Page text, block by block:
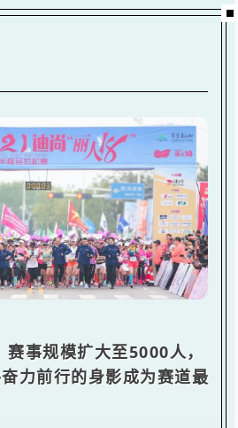
事规模扩大至5000人，
力前行的身影成为赛道最